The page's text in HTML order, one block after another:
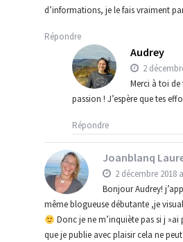
d’informations, je le fais vraiment
Répondre
Audrey
2
Merci à toi
passion ! J’espère que tes
Répondre
Joanblanq
2 décembre 2018
Bonjour Audrey!
même blogueuse débutante ,je
Donc je ne m’inquiète pas si j
que je publie avec plaisir cela ne